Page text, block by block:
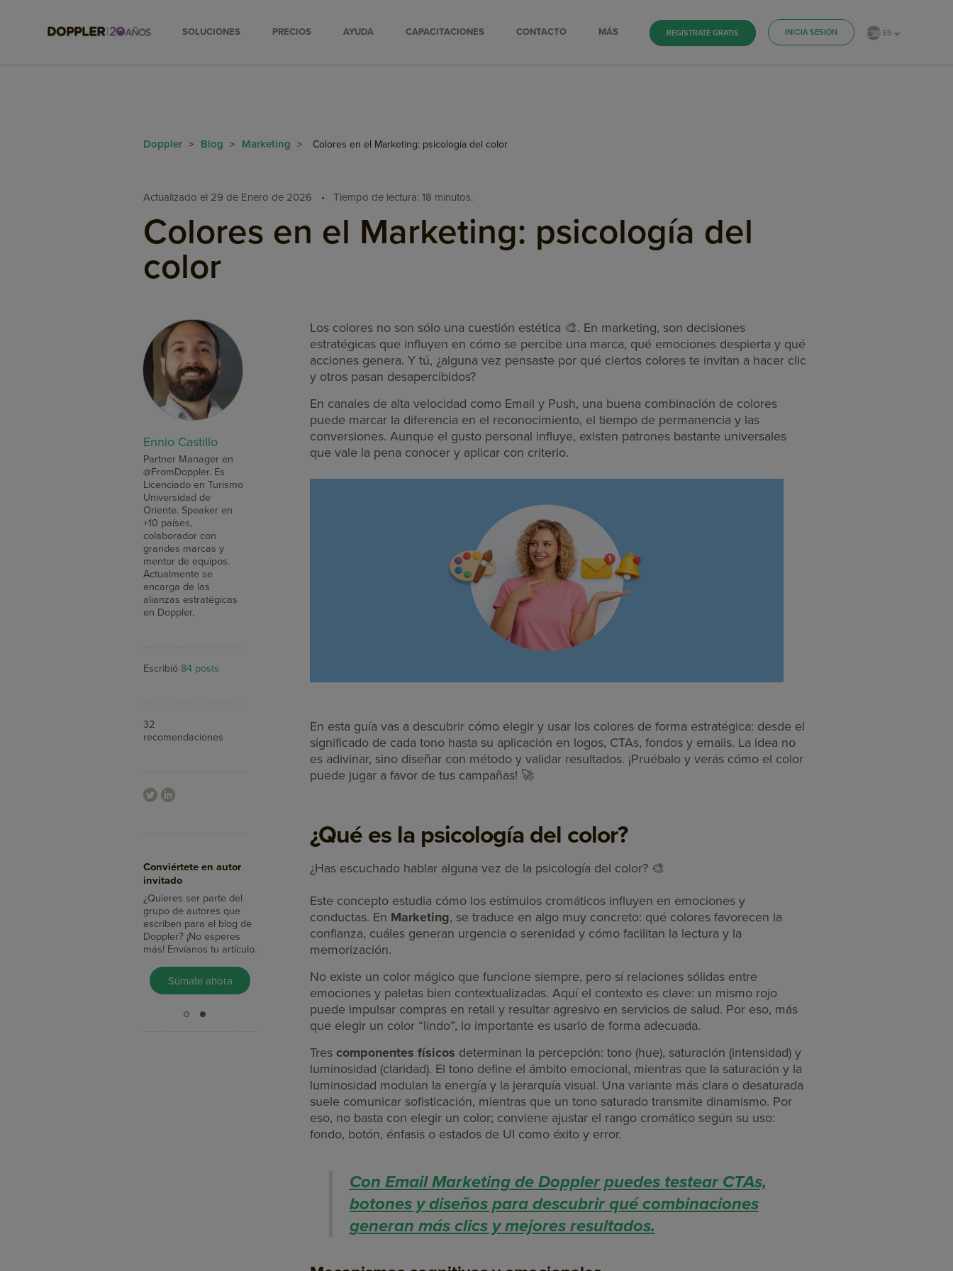
SOLUCIONES PRECIOS AYUDA CAPACITACIONES CONTACTO MÁS REGÍSTRATE GRATIS INICIA SESIÓN ES
Doppler > Blog > Marketing > Colores en el Marketing: psicología del color
Actualizado el 29 de Enero de 2026 • Tiempo de lectura: 18 minutos.
Colores en el Marketing: psicología del
color
Ennio Castillo
Partner Manager en
@FromDoppler. Es
Licenciado en Turismo
Universidad de
Oriente. Speaker en
+10 países,
colaborador con
grandes marcas y
mentor de equipos.
Actualmente se
encarga de las
alianzas estratégicas
en Doppler,
Escribió 84 posts
32
recomendaciones
Conviértete en autor
invitado
¿Quieres ser parte del
grupo de autores que
escriben para el blog de
Doppler? ¡No esperes
más! Envíanos tu artículo.
Súmate ahora
Los colores no son sólo una cuestión estética 🎨. En marketing, son decisiones
estratégicas que influyen en cómo se percibe una marca, qué emociones despierta y qué
acciones genera. Y tú, ¿alguna vez pensaste por qué ciertos colores te invitan a hacer clic
y otros pasan desapercibidos?
En canales de alta velocidad como Email y Push, una buena combinación de colores
puede marcar la diferencia en el reconocimiento, el tiempo de permanencia y las
conversiones. Aunque el gusto personal influye, existen patrones bastante universales
que vale la pena conocer y aplicar con criterio.
En esta guía vas a descubrir cómo elegir y usar los colores de forma estratégica: desde el
significado de cada tono hasta su aplicación en logos, CTAs, fondos y emails. La idea no
es adivinar, sino diseñar con método y validar resultados. ¡Pruébalo y verás cómo el color
puede jugar a favor de tus campañas! 🚀
¿Qué es la psicología del color?
¿Has escuchado hablar alguna vez de la psicología del color? 🎨
Este concepto estudia cómo los estímulos cromáticos influyen en emociones y
conductas. En Marketing, se traduce en algo muy concreto: qué colores favorecen la
confianza, cuáles generan urgencia o serenidad y cómo facilitan la lectura y la
memorización.
No existe un color mágico que funcione siempre, pero sí relaciones sólidas entre
emociones y paletas bien contextualizadas. Aquí el contexto es clave: un mismo rojo
puede impulsar compras en retail y resultar agresivo en servicios de salud. Por eso, más
que elegir un color “lindo”, lo importante es usarlo de forma adecuada.
Tres componentes físicos determinan la percepción: tono (hue), saturación (intensidad) y
luminosidad (claridad). El tono define el ámbito emocional, mientras que la saturación y la
luminosidad modulan la energía y la jerarquía visual. Una variante más clara o desaturada
suele comunicar sofisticación, mientras que un tono saturado transmite dinamismo. Por
eso, no basta con elegir un color; conviene ajustar el rango cromático según su uso:
fondo, botón, énfasis o estados de UI como éxito y error.
Con Email Marketing de Doppler puedes testear CTAs,
botones y diseños para descubrir qué combinaciones
generan más clics y mejores resultados.